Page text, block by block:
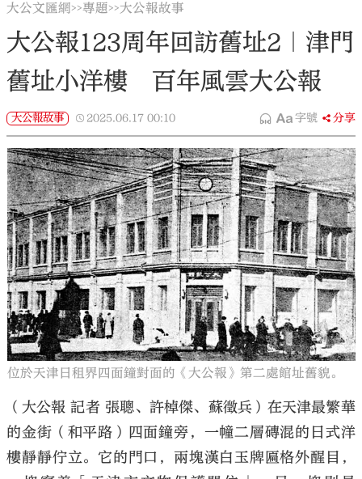
大公文匯網>>專題>>大公報故事
大公報123周年回訪舊址2｜津門
舊址小洋樓 百年風雲大公報
大公報故事 2025.06.17 00:10 字號 分享
位於天津日租界四面鐘對面的《大公報》第二處館址舊貌。
（大公報 記者 張聰、許棹傑、蘇徵兵）在天津最繁華
的金街（和平路）四面鐘旁，一幢二層磚混的日式洋
樓靜靜佇立。它的門口，兩塊漢白玉牌匾格外醒目，